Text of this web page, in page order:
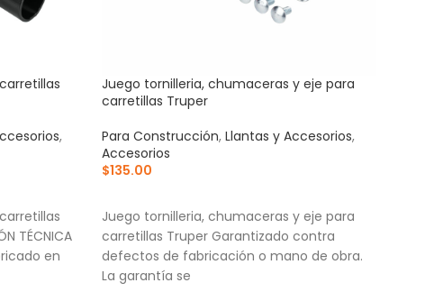
,
TÉCNICA
en
Juego tornilleria, chumaceras y eje para
carretillas Truper
Para Construcción, Llantas y Accesorios,
Accesorios
$135.00
Juego tornilleria, chumaceras y eje para
carretillas Truper Garantizado contra
defectos de fabricación o mano de obra.
La garantía se